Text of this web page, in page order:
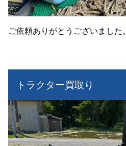
ご依頼ありがとうございました。
トラクター買取り